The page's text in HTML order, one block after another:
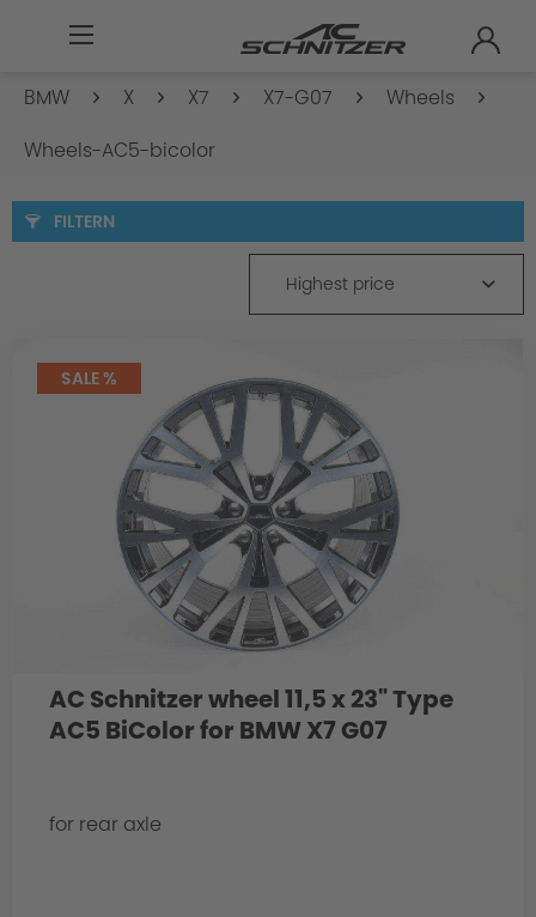
BMW X X7 X7-G07
Wheels
Wheels-AC5-bicolor
FILTERN
Highest price
SALE %
AC Schnitzer wheel 11,5 x 23" Type
AC5 BiColor for BMW X7 G07
for rear axle